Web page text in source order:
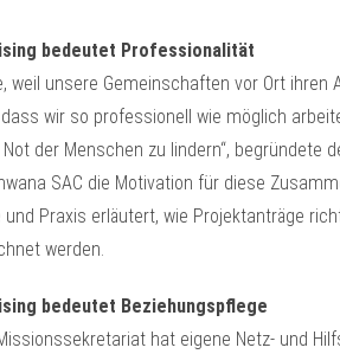
bedeutet Professionalität
weil unsere Gemeinschaften vor Ort
wir so professionell wie möglich
der Menschen zu lindern“, begründete
SAC die Motivation für diese
und Praxis erläutert, wie Projektanträge
werden.
bedeutet Beziehungspflege
hat eigene Netz- und